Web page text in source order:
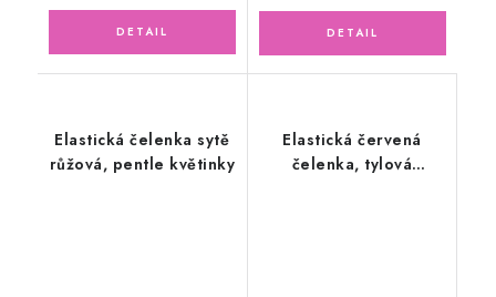
Elastická čelenka sytě
růžová, pentle květinky
Elastická červená
čelenka, tylová